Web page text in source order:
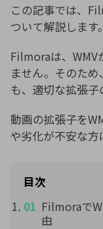
この記事では、
ついて解説します。
Filmoraは、WMV
ません。そのた
も、適切な拡張子
動画の拡張子を
や劣化が不安な方
目次
Filmoraで
由